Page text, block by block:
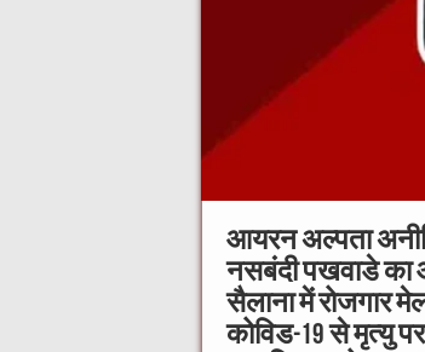
आयरन अल्पता
नसबंदी पखवाडे का
सैलाना में रोजगार
कोविड-19 से मृत्यु